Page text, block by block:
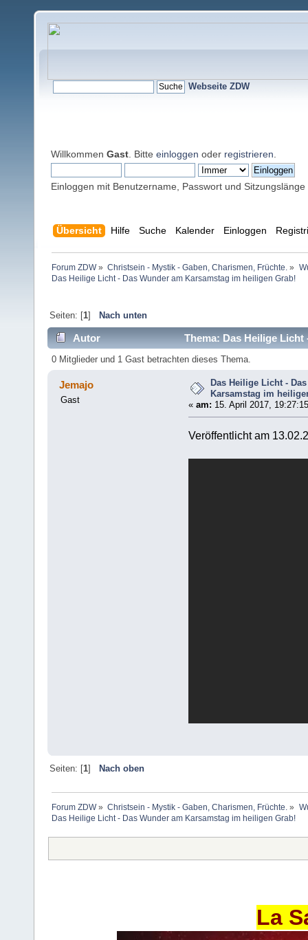
Webseite ZDW
Willkommen Gast . Bitte einloggen oder registrieren
Einloggen mit Benutzername, Passwort und Sitzungslänge
Übersicht Hilfe Suche Kalender Einloggen
Forum ZDW» Christsein - Mystik - Gaben, Charismen, Früchte. »
Das Heilige Licht - Das Wunder am Karsamstag im heiligen Grab!
Seiten: [1] Nach unten
Autor
Thema: Das Heilige
mal)
0 Mitglieder und 1 Gast betrachten dieses Thema.
Jemajo
Gast
Das Heilige Licht -
Karsamstag im
« am: 15. April 2017,
Veröffentlicht am
Seiten: [1] Nach oben
Forum ZDW» Christsein - Mystik - Gaben, Charismen, Früchte. »
Das Heilige Licht - Das Wunder am Karsamstag im heiligen Grab!
La